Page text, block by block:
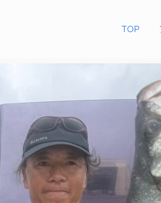
TOP